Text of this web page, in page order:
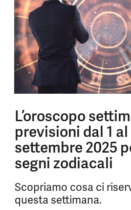
L’oroscopo
previsioni dal 1 al
settembre 2025
segni zodiacali
Scopriamo cosa ci
questa settimana.